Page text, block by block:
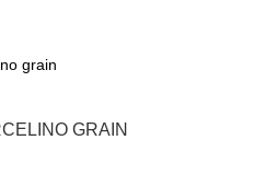
GRAIN